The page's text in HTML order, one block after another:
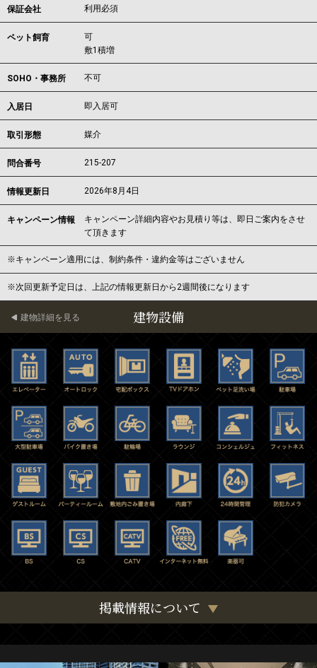
保証会社 利用必須
ペット飼育
可
敷1積増
SOHO・事務所 不可
入居日 即入居可
取引形態 媒介
問合番号 215-207
情報更新日 2026年8月4日
キャンペーン情報
キャンペーン詳細内容やお見積り等は、即日ご案内をさせ
て頂きます
※キャンペーン適用には、制約条件・違約金等はございません
※次回更新予定日は、上記の情報更新日から2週間後になります
建物設備
建物詳細を見る
掲載情報について